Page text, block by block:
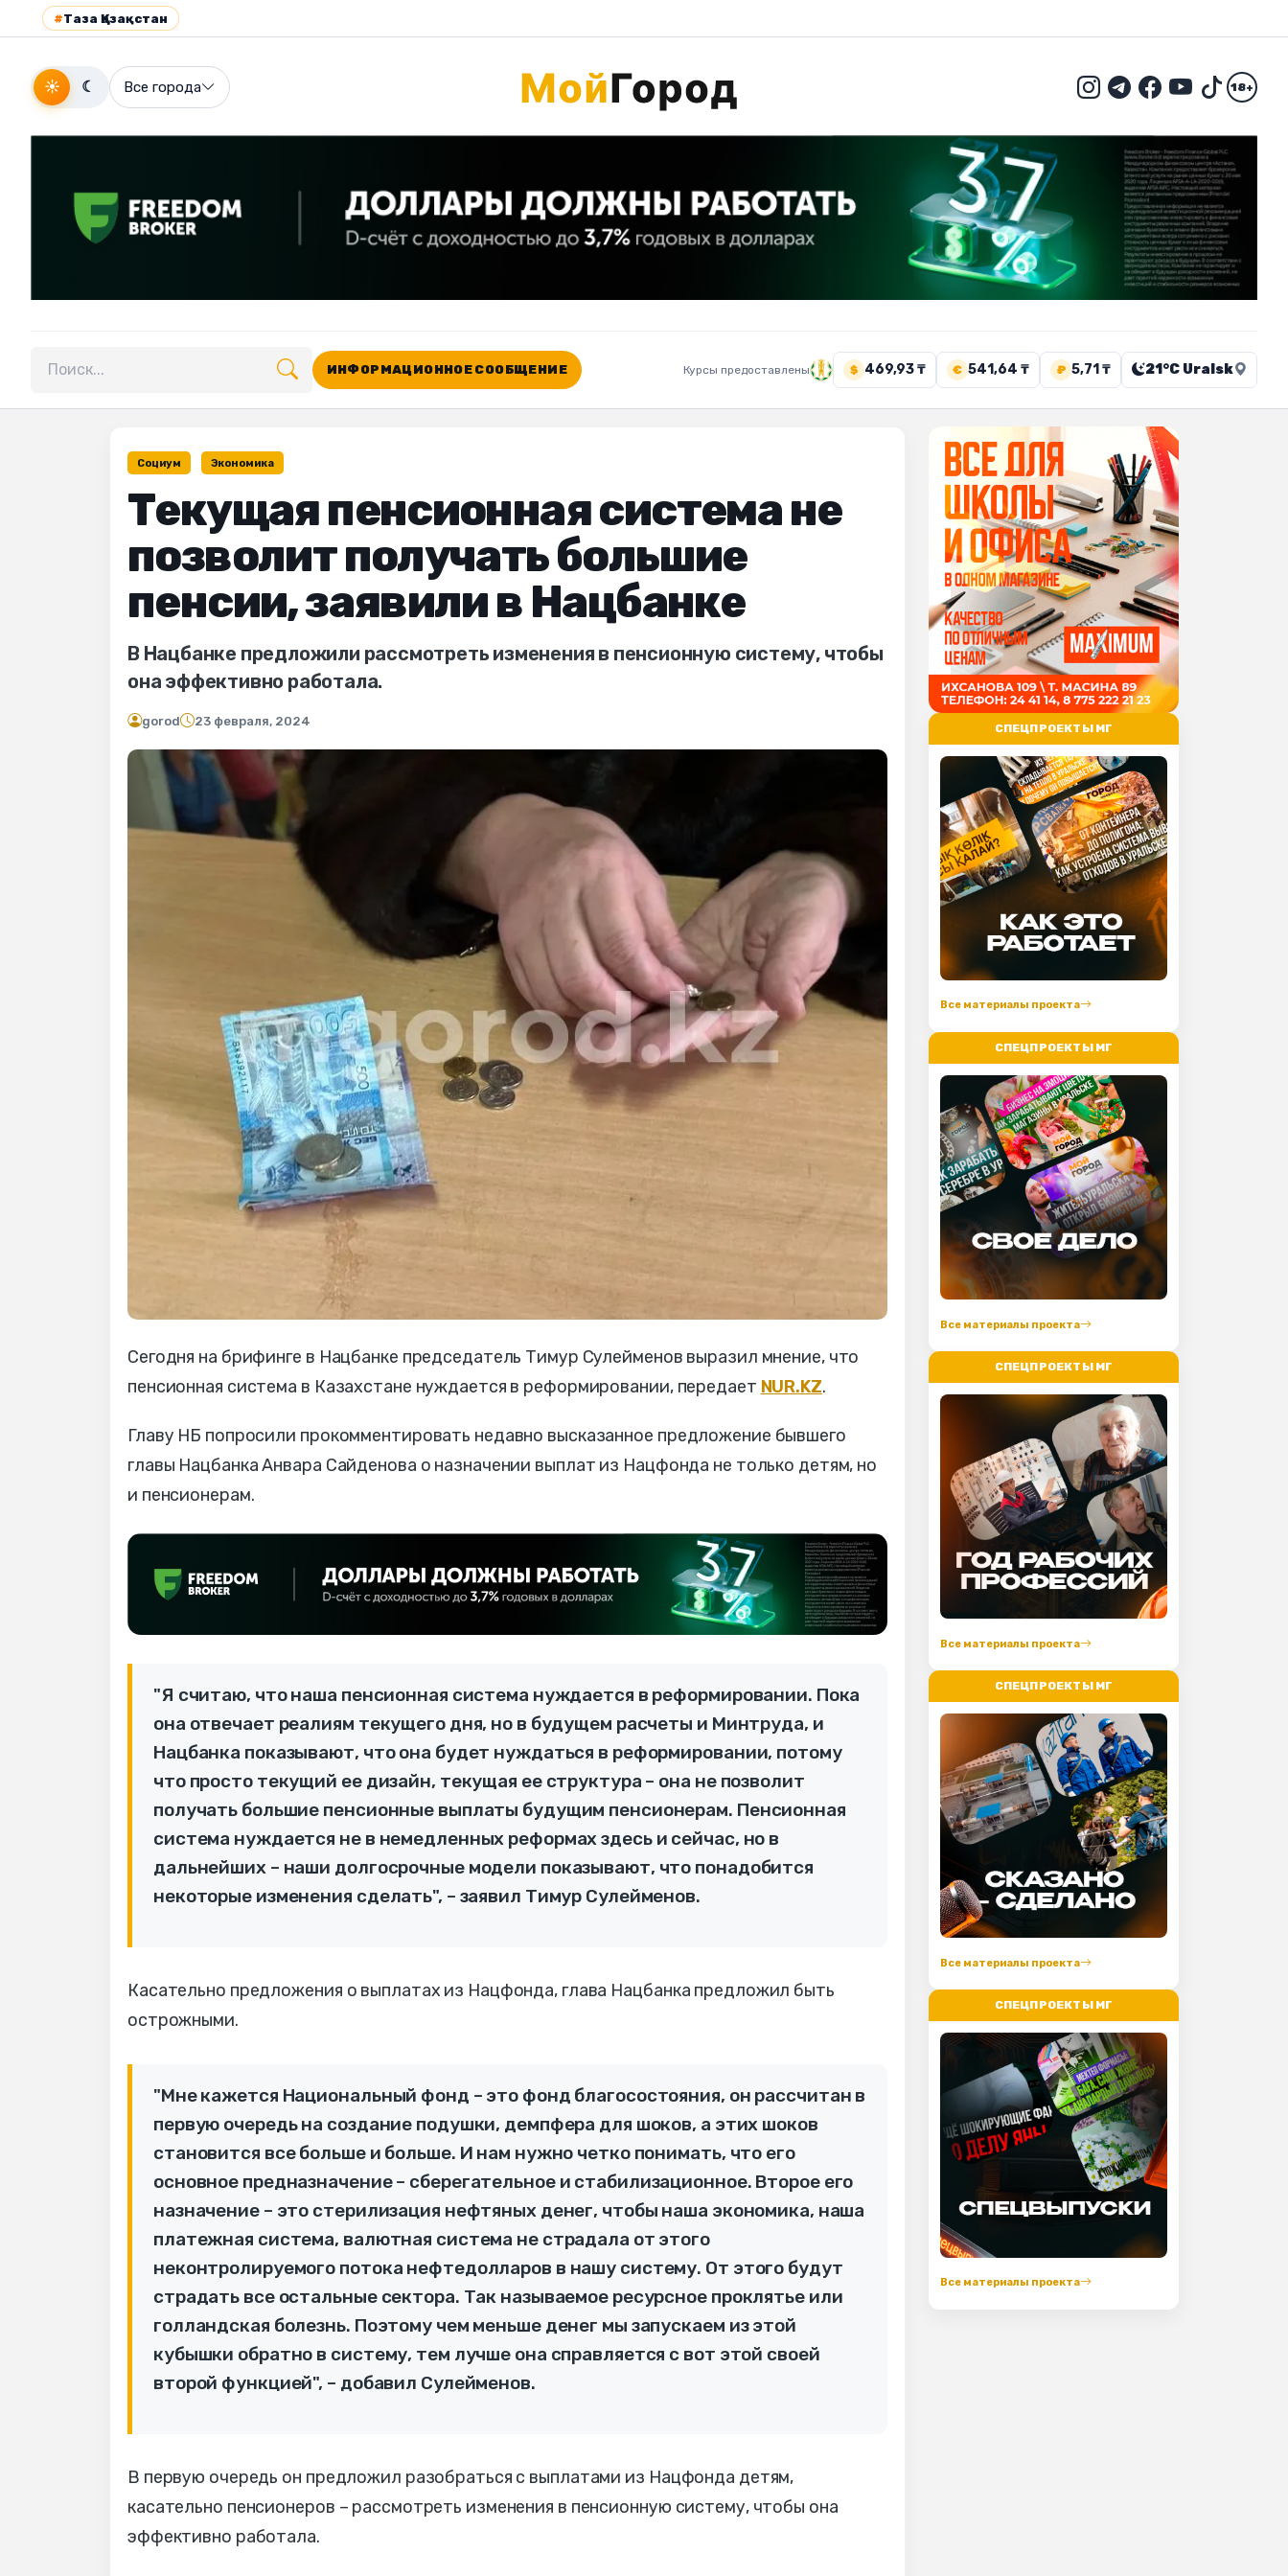
#Таза Қазақстан
☀ ☾ Все города 18+
Поиск по сайту
ИНФОРМАЦИОННОЕ СООБЩЕНИЕ Курсы предоставлены $ 469,93 ₸ € 541,64 ₸ ₽ 5,71 ₸ 21°C Uralsk
Социум Экономика
Текущая пенсионная система не
позволит получать большие
пенсии, заявили в Нацбанке
В Нацбанке предложили рассмотреть изменения в пенсионную систему, чтобы
она эффективно работала.
gorod 23 февраля, 2024
Сегодня на брифинге в Нацбанке председатель Тимур Сулейменов выразил мнение, что
пенсионная система в Казахстане нуждается в реформировании, передает NUR.KZ.
Главу НБ попросили прокомментировать недавно высказанное предложение бывшего
главы Нацбанка Анвара Сайденова о назначении выплат из Нацфонда не только детям, но
и пенсионерам.
"Я считаю, что наша пенсионная система нуждается в реформировании. Пока
она отвечает реалиям текущего дня, но в будущем расчеты и Минтруда, и
Нацбанка показывают, что она будет нуждаться в реформировании, потому
что просто текущий ее дизайн, текущая ее структура – она не позволит
получать большие пенсионные выплаты будущим пенсионерам. Пенсионная
система нуждается не в немедленных реформах здесь и сейчас, но в
дальнейших – наши долгосрочные модели показывают, что понадобится
некоторые изменения сделать", – заявил Тимур Сулейменов.
Касательно предложения о выплатах из Нацфонда, глава Нацбанка предложил быть
острожными.
"Мне кажется Национальный фонд – это фонд благосостояния, он рассчитан в
первую очередь на создание подушки, демпфера для шоков, а этих шоков
становится все больше и больше. И нам нужно четко понимать, что его
основное предназначение – сберегательное и стабилизационное. Второе его
назначение – это стерилизация нефтяных денег, чтобы наша экономика, наша
платежная система, валютная система не страдала от этого
неконтролируемого потока нефтедолларов в нашу систему. От этого будут
страдать все остальные сектора. Так называемое ресурсное проклятье или
голландская болезнь. Поэтому чем меньше денег мы запускаем из этой
кубышки обратно в систему, тем лучше она справляется с вот этой своей
второй функцией", – добавил Сулейменов.
В первую очередь он предложил разобраться с выплатами из Нацфонда детям,
касательно пенсионеров – рассмотреть изменения в пенсионную систему, чтобы она
эффективно работала.
СПЕЦПРОЕКТЫ МГ
Все материалы проекта
СПЕЦПРОЕКТЫ МГ
Все материалы проекта
СПЕЦПРОЕКТЫ МГ
Все материалы проекта
СПЕЦПРОЕКТЫ МГ
Все материалы проекта
СПЕЦПРОЕКТЫ МГ
Все материалы проекта